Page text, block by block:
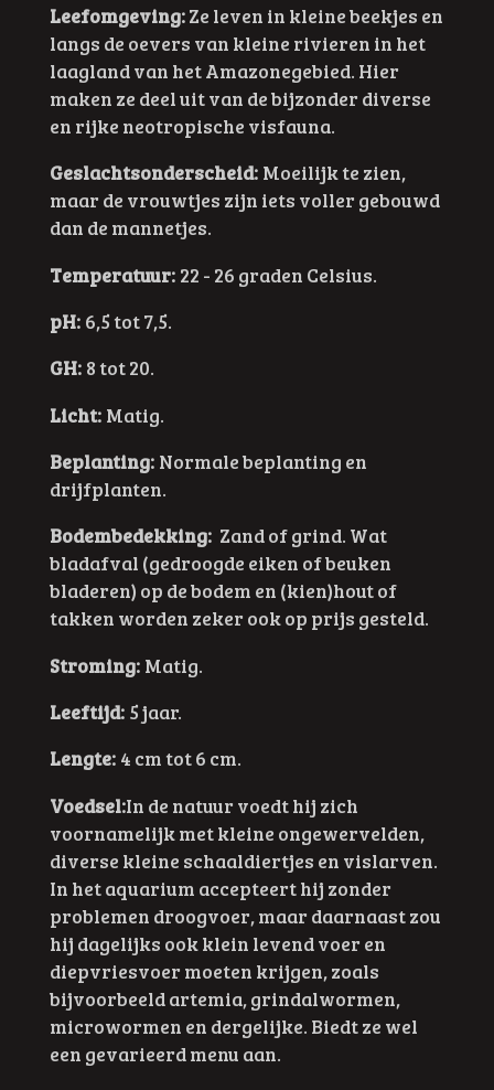
Leefomgeving:Ze leven in kleine beekjes en
langs de oevers van kleine rivieren in het
laagland van het Amazonegebied. Hier
maken ze deel uit van de bijzonder diverse
en rijke neotropische visfauna.
Geslachtsonderscheid:Moeilijk te zien,
maar de vrouwtjes zijn iets voller gebouwd
dan de mannetjes.
Temperatuur: 22 - 26 graden Celsius.
pH: 6,5 tot 7,5.
GH:8 tot 20.
Licht:Matig.
Beplanting:Normale beplanting en
drijfplanten.
Bodembedekking:Zand of grind. Wat
bladafval (gedroogde eiken of beuken
bladeren) op de bodem en (kien)hout of
takken worden zeker ook op prijs gesteld.
Stroming:Matig.
Leeftijd:5 jaar.
Lengte: 4 cm tot 6 cm.
Voedsel:In de natuur voedt hij zich
voornamelijk met kleine ongewervelden,
diverse kleine schaaldiertjes en vislarven.
In het aquarium accepteert hij zonder
problemen droogvoer, maar daarnaast zou
hij dagelijks ook klein levend voer en
diepvriesvoer moeten krijgen, zoals
bijvoorbeeld artemia, grindalwormen,
microwormen en dergelijke. Biedt ze wel
een gevarieerd menu aan.